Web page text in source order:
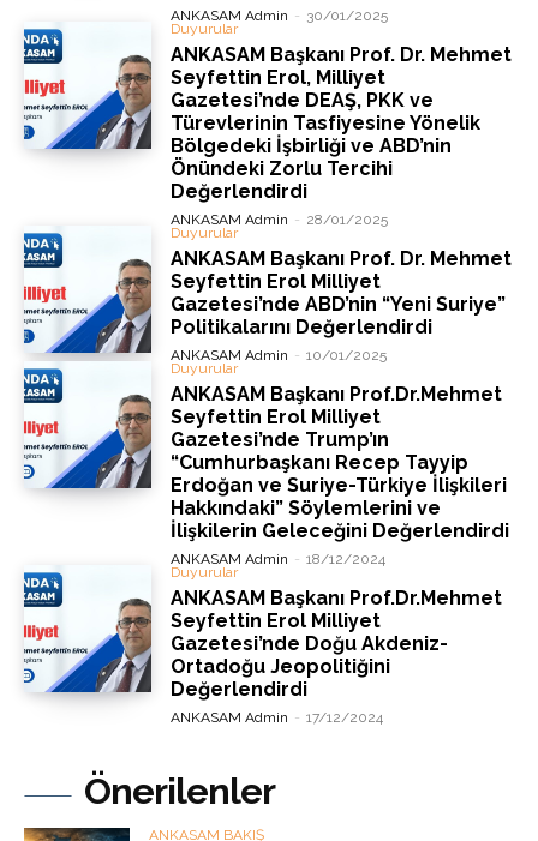
ANKASAM Admin - 30/01/2025
Duyurular
ANKASAM Başkanı Prof. Dr. Mehmet
Seyfettin Erol, Milliyet
Gazetesi’nde DEAŞ, PKK ve
Türevlerinin Tasfiyesine Yönelik
Bölgedeki İşbirliği ve ABD’nin
Önündeki Zorlu Tercihi
Değerlendirdi
ANKASAM Admin - 28/01/2025
Duyurular
ANKASAM Başkanı Prof. Dr. Mehmet
Seyfettin Erol Milliyet
Gazetesi’nde ABD’nin “Yeni Suriye”
Politikalarını Değerlendirdi
ANKASAM Admin - 10/01/2025
Duyurular
ANKASAM Başkanı Prof.Dr.Mehmet
Seyfettin Erol Milliyet
Gazetesi’nde Trump’ın
“Cumhurbaşkanı Recep Tayyip
Erdoğan ve Suriye-Türkiye İlişkileri
Hakkındaki” Söylemlerini ve
İlişkilerin Geleceğini Değerlendirdi
ANKASAM Admin - 18/12/2024
Duyurular
ANKASAM Başkanı Prof.Dr.Mehmet
Seyfettin Erol Milliyet
Gazetesi’nde Doğu Akdeniz-
Ortadoğu Jeopolitiğini
Değerlendirdi
ANKASAM Admin - 17/12/2024
Önerilenler
ANKASAM BAKIŞ